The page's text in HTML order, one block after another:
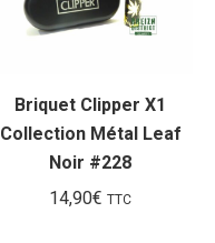
Briquet Clipper X1
Collection Métal Leaf
Noir #228
14,90€ TTC